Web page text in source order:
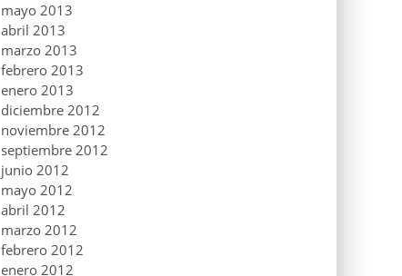
mayo 2013
abril 2013
marzo 2013
febrero 2013
enero 2013
diciembre 2012
noviembre 2012
septiembre 2012
junio 2012
mayo 2012
abril 2012
marzo 2012
febrero 2012
enero 2012